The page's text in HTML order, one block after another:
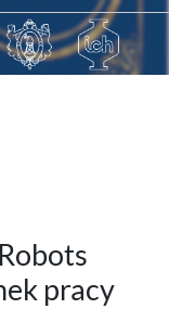
pracy